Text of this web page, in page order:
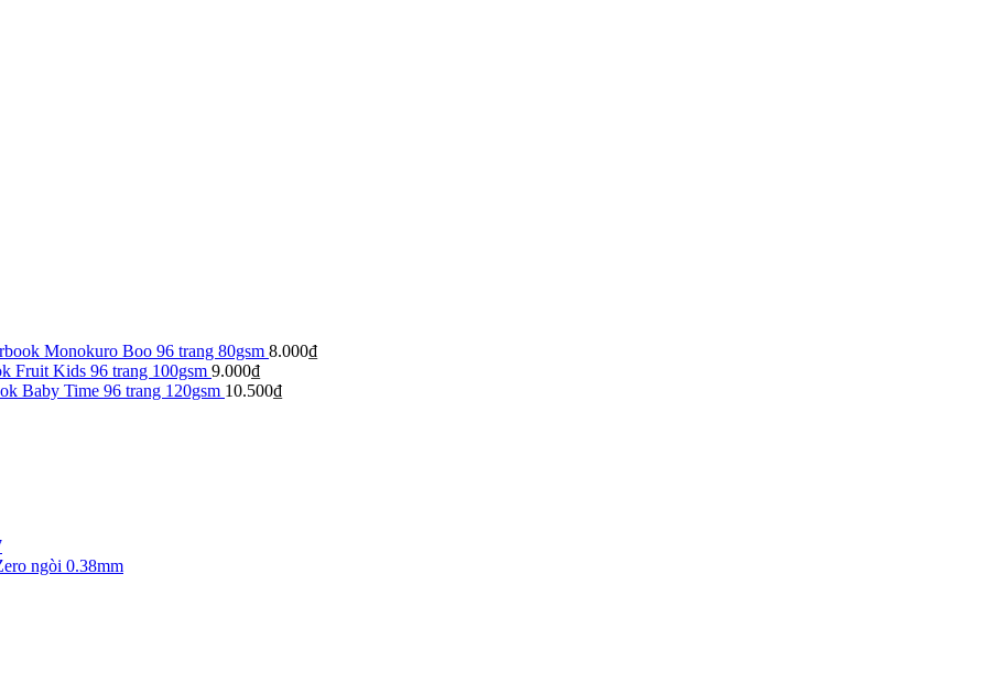
Monokuro Boo 96 trang 80gsm 8.000₫
Fruit Kids 96 trang 100gsm 9.000₫
Baby Time 96 trang 120gsm 10.500₫
ngòi 0.38mm